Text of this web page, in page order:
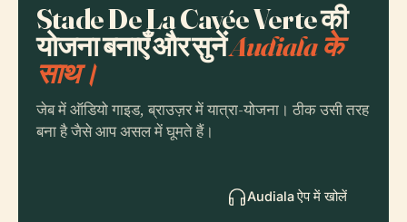
Stade De La Cavée Verte की
योजना बनाएँ और सुनेंAudiala के
साथ।
जेब में ऑडियो गाइड, ब्राउज़र में यात्रा-योजना। ठीक उसी तरह
बना है जैसे आप असल में घूमते हैं।
Audiala ऐप में खोलें